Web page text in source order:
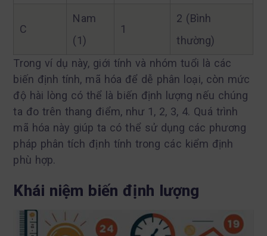
C
Nam
(1)
1
2 (Bình
thường)
Trong ví dụ này, giới tính và nhóm tuổi là các
biến định tính, mã hóa để dễ phân loại, còn mức
độ hài lòng có thể là biến định lượng nếu chúng
ta đo trên thang điểm, như 1, 2, 3, 4. Quá trình
mã hóa này giúp ta có thể sử dụng các phương
pháp phân tích định tính trong các kiểm định
phù hợp.
Khái niệm biến định lượng